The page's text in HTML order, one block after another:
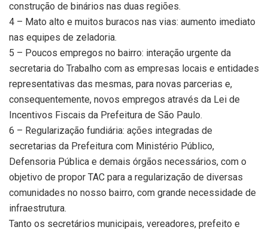
construção de binários nas duas regiões.
4 – Mato alto e muitos buracos nas vias: aumento imediato
nas equipes de zeladoria.
5 – Poucos empregos no bairro: interação urgente da
secretaria do Trabalho com as empresas locais e entidades
representativas das mesmas, para novas parcerias e,
consequentemente, novos empregos através da Lei de
Incentivos Fiscais da Prefeitura de São Paulo.
6 – Regularização fundiária: ações integradas de
secretarias da Prefeitura com Ministério Público,
Defensoria Pública e demais órgãos necessários, com o
objetivo de propor TAC para a regularização de diversas
comunidades no nosso bairro, com grande necessidade de
infraestrutura.
Tanto os secretários municipais, vereadores, prefeito e